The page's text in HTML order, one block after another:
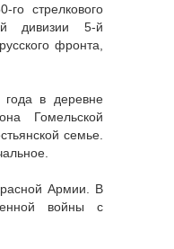
стрелкового
дивизии 5-й
фронта,
в деревне
Гомельской
семье.
Армии. В
войны с